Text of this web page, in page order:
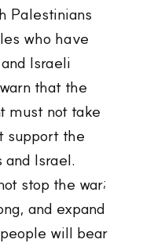
Palestinians
who have
Israeli
that the
must not take
support the
Israel.
stop the war;
and expand
will bear